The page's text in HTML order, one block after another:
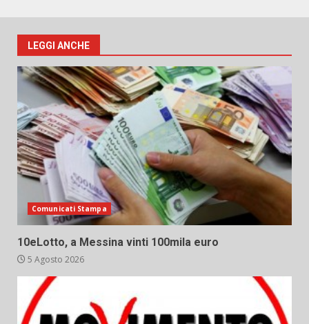
LEGGI ANCHE
Comunicati Stampa
10eLotto, a Messina vinti 100mila euro
5 Agosto 2026